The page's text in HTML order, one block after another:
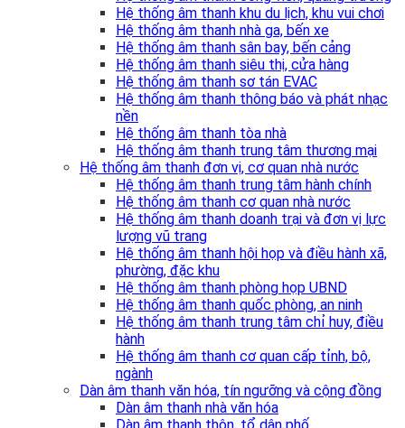
Hệ thống âm thanh khu du lịch, khu vui chơi
Hệ thống âm thanh nhà ga, bến xe
Hệ thống âm thanh sân bay, bến cảng
Hệ thống âm thanh siêu thị, cửa hàng
Hệ thống âm thanh sơ tán EVAC
Hệ thống âm thanh thông báo và phát nhạc
nền
Hệ thống âm thanh tòa nhà
Hệ thống âm thanh trung tâm thương mại
Hệ thống âm thanh đơn vị, cơ quan nhà nước
Hệ thống âm thanh trung tâm hành chính
Hệ thống âm thanh cơ quan nhà nước
Hệ thống âm thanh doanh trại và đơn vị lực
lượng vũ trang
Hệ thống âm thanh hội họp và điều hành xã,
phường, đặc khu
Hệ thống âm thanh phòng họp UBND
Hệ thống âm thanh quốc phòng, an ninh
Hệ thống âm thanh trung tâm chỉ huy, điều
hành
Hệ thống âm thanh cơ quan cấp tỉnh, bộ,
ngành
Dàn âm thanh văn hóa, tín ngưỡng và cộng đồng
Dàn âm thanh nhà văn hóa